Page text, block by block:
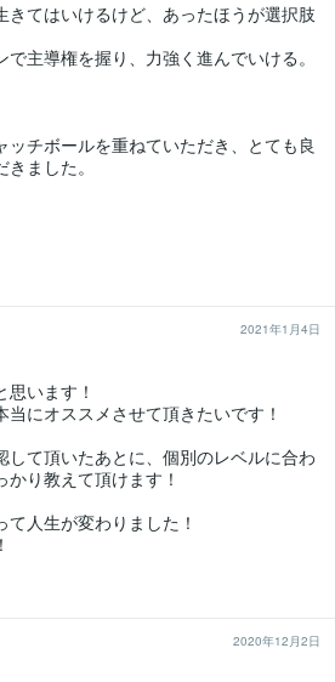
きてはいけるけど、あったほうが選択肢
主導権を握り、力強く進んでいける。
ッチボールを重ねていただき、とても良
ました。
2021年1月4日
います！
にオススメさせて頂きたいです！
して頂いたあとに、個別のレベルに合わ
り教えて頂けます！
人生が変わりました！
2020年12月2日